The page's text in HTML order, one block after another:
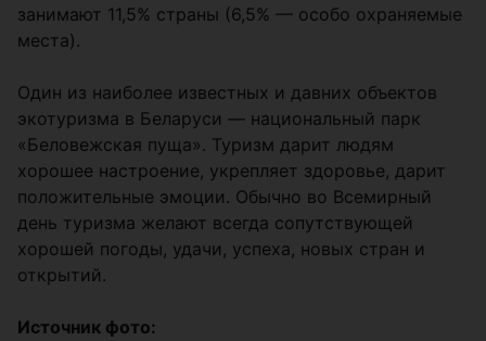
занимают 11,5% страны (6,5% — особо охраняемые
места).
Один из наиболее известных и давних объектов
экотуризма в Беларуси — национальный парк
«Беловежская пуща». Туризм дарит людям
хорошее настроение, укрепляет здоровье, дарит
положительные эмоции. Обычно во Всемирный
день туризма желают всегда сопутствующей
хорошей погоды, удачи, успеха, новых стран и
открытий.
Источник фото: